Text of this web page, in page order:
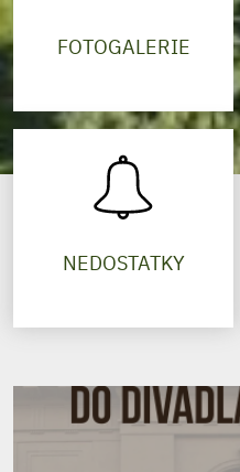
FOTOGALERIE
NEDOSTATKY